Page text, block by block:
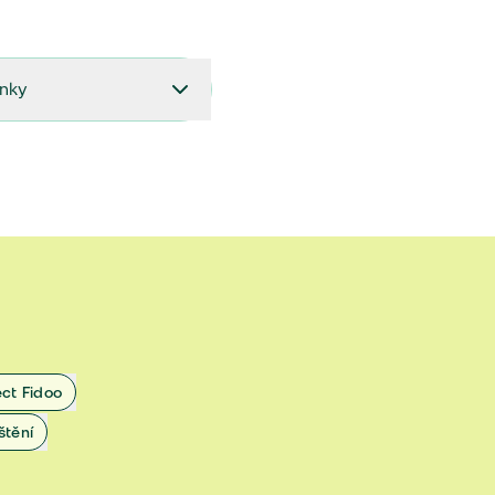
do 31.10.2022
do 8.7.2020
do 31.10.2019
Fidoo